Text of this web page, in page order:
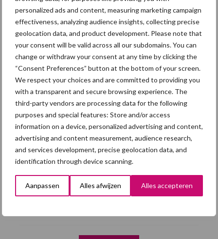
personalized ads and content, measuring marketing campaign
effectiveness, analyzing audience insights, collecting precise
geolocation data, and product development. Please note that
your consent will be valid across all our subdomains. You can
change or withdraw your consent at any time by clicking the
“Consent Preferences” button at the bottom of your screen.
We respect your choices and are committed to providing you
with a transparent and secure browsing experience. The
third-party vendors are processing data for the following
purposes and special features: Store and/or access
information on a device, personalized advertising and content,
advertising and content measurement, audience research,
and services development, precise geolocation data, and
identification through device scanning.
Aanpassen Alles afwijzen Alles accepteren
7 aug
Hittestress: wat gebeurt er en
hoe kunnen we het
voorkomen?
5 aug
“Vraag naar praktische
hygieneoplossingen is in
Polen groter dan ooit”
5 aug
Eliminatieprotocol voor
Mycoplasma hyopneumoniae
AVP in Finland onderstreept